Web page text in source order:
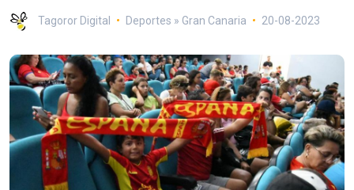
Tagoror Digital Deportes » Gran Canaria 20-08-2023